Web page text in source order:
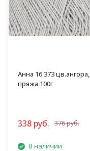
Анна 16 373 цв.ангора,
пряжа 100г
338 руб. 376 руб.
В наличии